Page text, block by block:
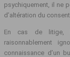
psychiquement, il ne
d’altération du
En cas de litige,
raisonnablement
connaissance d’un